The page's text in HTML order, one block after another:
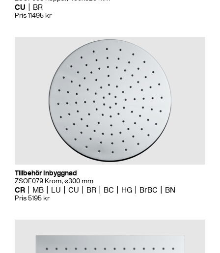
CU BR
Pris 11495 kr
Tillbehör Inbyggnad
ZSOF079 Krom, ⌀300 mm
CR MB LU CU BR BC HG BrBC BN
Pris 5195 kr